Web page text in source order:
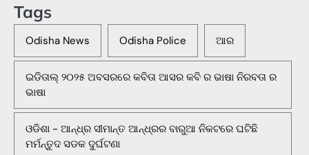
Tags
Odisha News Odisha Police ଆର
ଇଡିତାଲ୍ ୨୦୨୫ ଅବସରରେ କବିତା ଆସର କବି ର ଭାଷା ନିରବତା ର
ଭାଷା
ଓଡିଶା - ଆନ୍ଧ୍ର ସୀମାନ୍ତ ଆନ୍ଧ୍ରର ବାରୁଆ ନିକଟରେ ଘଟିଛି
ମର୍ମନ୍ତୁଦ ସଡକ ଦୁର୍ଘଟଣା